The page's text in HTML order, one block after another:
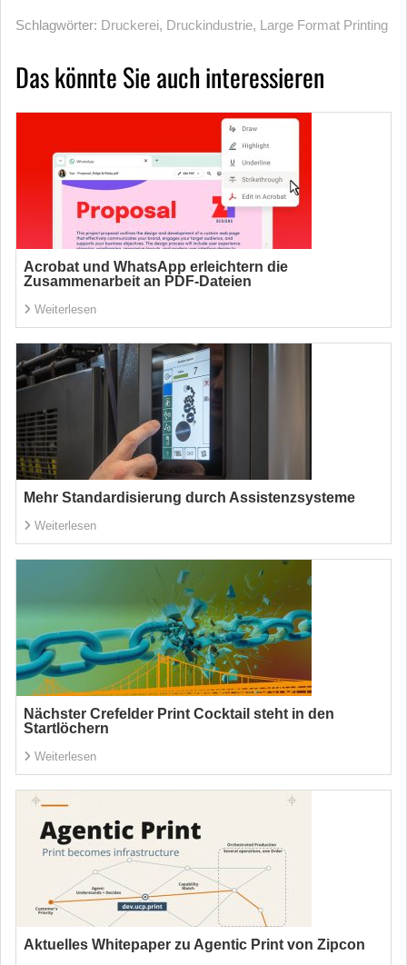
Schlagwörter: Druckerei, Druckindustrie, Large Format Printing
Das könnte Sie auch interessieren
Acrobat und WhatsApp erleichtern die
Zusammenarbeit an PDF-Dateien
Weiterlesen
Mehr Standardisierung durch Assistenzsysteme
Weiterlesen
Nächster Crefelder Print Cocktail steht in den
Startlöchern
Weiterlesen
Aktuelles Whitepaper zu Agentic Print von Zipcon